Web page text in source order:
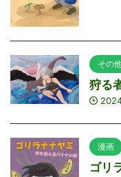
その
狩る
漫画
ゴリ